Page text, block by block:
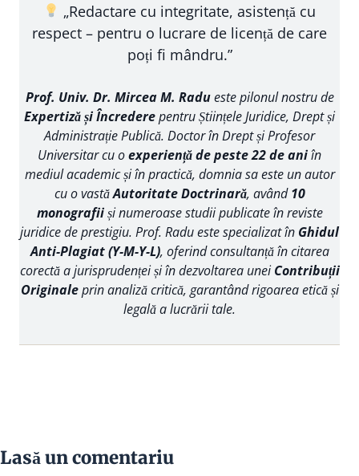
„Redactare cu integritate, asistență cu
respect – pentru o lucrare de licență de care
poți fi mândru.”
Prof. Univ. Dr. Mircea M. Radueste pilonul nostru de
Expertiză și Încrederepentru Științele Juridice, Drept și
Administrație Publică. Doctor în Drept și Profesor
Universitar cu oexperiență de peste 22 de aniîn
mediul academic și în practică, domnia sa este un autor
cu o vastăAutoritate Doctrinară, având10
monografiiși numeroase studii publicate în reviste
juridice de prestigiu. Prof. Radu este specializat în Ghidul
Anti-Plagiat (Y-M-Y-L), oferind consultanță în citarea
corectă a jurisprudenței și în dezvoltarea unei Contribuții
Originaleprin analiză critică, garantând rigoarea etică și
legală a lucrării tale.
Lasă un comentariu